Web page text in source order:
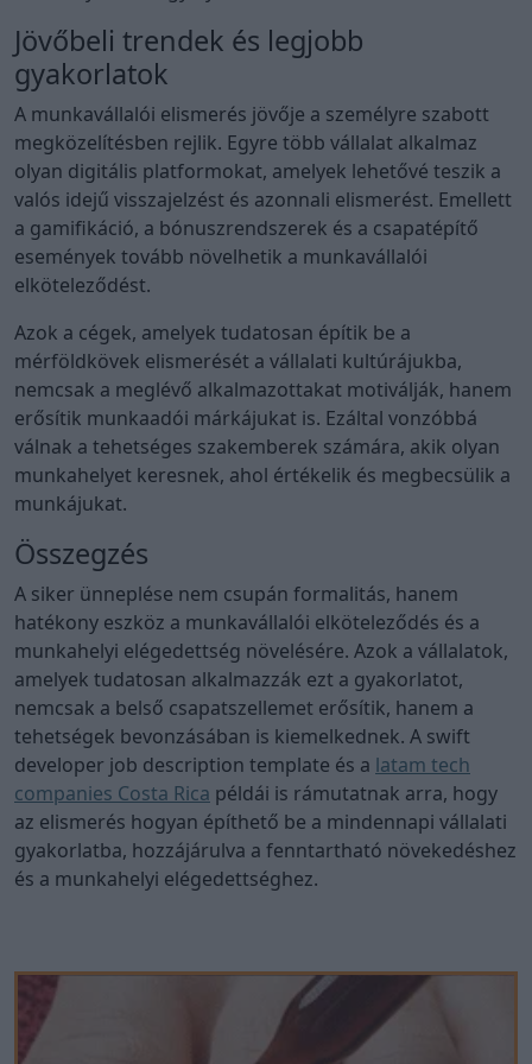
Jövőbeli trendek és legjobb
gyakorlatok
A munkavállalói elismerés jövője a személyre szabott
megközelítésben rejlik. Egyre több vállalat alkalmaz
olyan digitális platformokat, amelyek lehetővé teszik a
valós idejű visszajelzést és azonnali elismerést. Emellett
a gamifikáció, a bónuszrendszerek és a csapatépítő
események tovább növelhetik a munkavállalói
elköteleződést.
Azok a cégek, amelyek tudatosan építik be a
mérföldkövek elismerését a vállalati kultúrájukba,
nemcsak a meglévő alkalmazottakat motiválják, hanem
erősítik munkaadói márkájukat is. Ezáltal vonzóbbá
válnak a tehetséges szakemberek számára, akik olyan
munkahelyet keresnek, ahol értékelik és megbecsülik a
munkájukat.
Összegzés
A siker ünneplése nem csupán formalitás, hanem
hatékony eszköz a munkavállalói elköteleződés és a
munkahelyi elégedettség növelésére. Azok a vállalatok,
amelyek tudatosan alkalmazzák ezt a gyakorlatot,
nemcsak a belső csapatszellemet erősítik, hanem a
tehetségek bevonzásában is kiemelkednek. A swift
developer job description template és a latam tech
companies Costa Rica példái is rámutatnak arra, hogy
az elismerés hogyan építhető be a mindennapi vállalati
gyakorlatba, hozzájárulva a fenntartható növekedéshez
és a munkahelyi elégedettséghez.